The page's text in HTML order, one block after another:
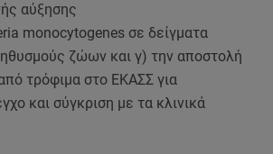
αύξησης
monocytogenes σε δείγματα
ζώων και γ) την αποστολή
τρόφιμα στο ΕΚΑΣΣ για
και σύγκριση με τα κλινικά